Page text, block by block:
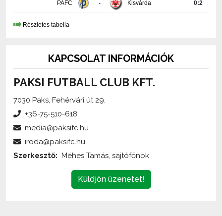
Részletes tabella
PAKSI FUTBALL CLUB KFT.
7030 Paks, Fehérvári út 29.
Küldjön üzenetet!